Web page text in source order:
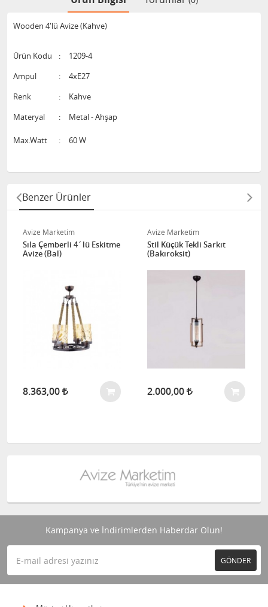
Wooden 4'lü Avize (Kahve)
Ürün Kodu :
1209-4
Ampul
:
4xE27
Renk
:
Kahve
Materyal
: Metal - Ahşap
Max.Watt : 60 W
Benzer Ürünler
Avize Marketim
Sıla Çemberli 4´lü Eskitme
Avize (Bal)
8.363,00
Avize Marketim
Stil Küçük Tekli Sarkıt
(Bakıroksit)
2.000,00
Kampanya ve İndirimlerden Haberdar Olun!
GÖNDER